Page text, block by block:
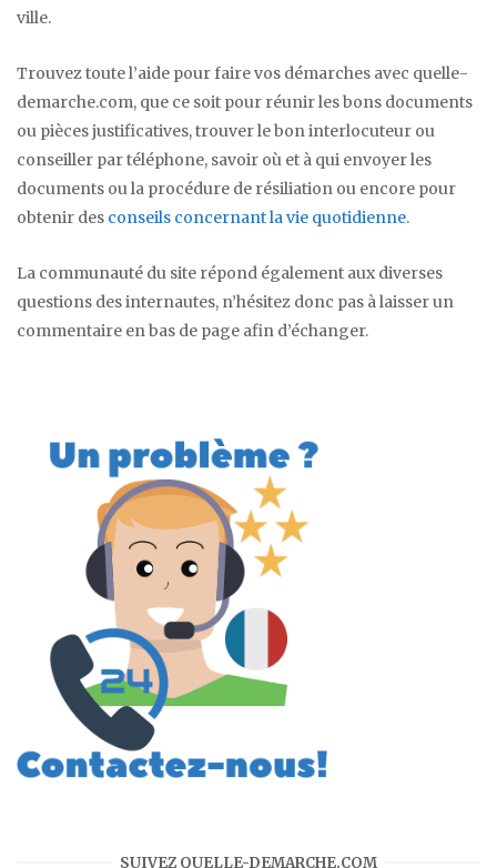
ville.
Trouvez toute l’aide pour faire vos démarches avec quelle-
demarche.com, que ce soit pour réunir les bons documents
ou pièces justificatives, trouver le bon interlocuteur ou
conseiller par téléphone, savoir où et à qui envoyer les
documents ou la procédure de résiliation ou encore pour
obtenir des conseils concernant la vie quotidienne.
La communauté du site répond également aux diverses
questions des internautes, n’hésitez donc pas à laisser un
commentaire en bas de page afin d’échanger.
SUIVEZ QUELLE-DEMARCHE.COM